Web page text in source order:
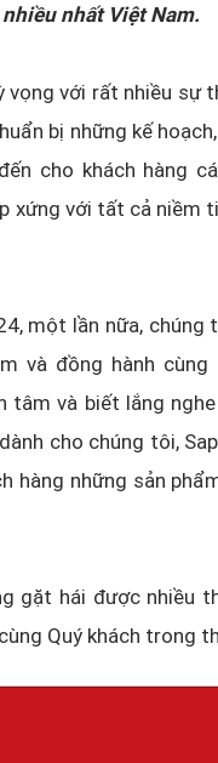
nhất Việt Nam.
với rất nhiều sự
bị những kế
cho khách hàng
xứng với tất cả niềm
một lần nữa,
và đồng hành
tâm và biết lắng
cho chúng tôi,
hàng những sản
gặt hái được nhiều
Quý khách trong